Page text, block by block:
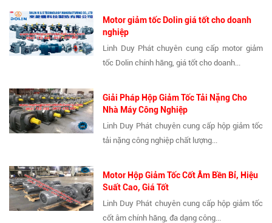
Motor giảm tốc Dolin giá tốt cho doanh
nghiệp
Linh Duy Phát chuyên cung cấp motor giảm
tốc Dolin chính hãng, giá tốt cho doanh...
Giải Pháp Hộp Giảm Tốc Tải Nặng Cho
Nhà Máy Công Nghiệp
Linh Duy Phát chuyên cung cấp hộp giảm tốc
tải nặng công nghiệp chất lượng...
Motor Hộp Giảm Tốc Cốt Âm Bền Bỉ, Hiệu
Suất Cao, Giá Tốt
Linh Duy Phát chuyên cung cấp hộp giảm tốc
cốt âm chính hãng, đa dạng công...